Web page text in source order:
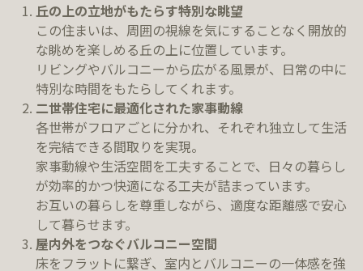
丘の上の立地がもたらす特別な眺望
この住まいは、周囲の視線を気にすることなく開放的
な眺めを楽しめる丘の上に位置しています。
リビングやバルコニーから広がる風景が、日常の中に
特別な時間をもたらしてくれます。
二世帯住宅に最適化された家事動線
各世帯がフロアごとに分かれ、それぞれ独立して生活
を完結できる間取りを実現。
家事動線や生活空間を工夫することで、日々の暮らし
が効率的かつ快適になる工夫が詰まっています。
お互いの暮らしを尊重しながら、適度な距離感で安心
して暮らせます。
屋内外をつなぐバルコニー空間
床をフラットに繋ぎ、室内とバルコニーの一体感を強